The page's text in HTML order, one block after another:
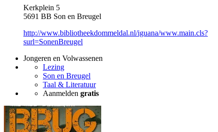
Kerkplein 5
5691 BB Son en Breugel
http://www.bibliotheekdommeldal.nl/iguana/www.main.cls?
surl=SonenBreugel
Jongeren en Volwassenen
Lezing
Son en Breugel
Taal & Literatuur
Aanmelden gratis